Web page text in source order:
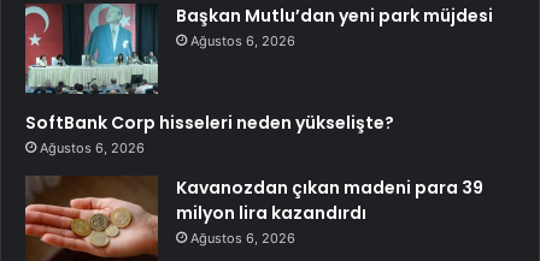
Başkan Mutlu’dan yeni park müjdesi
Ağustos 6, 2026
SoftBank Corp hisseleri neden yükselişte?
Ağustos 6, 2026
Kavanozdan çıkan madeni para 39
milyon lira kazandırdı
Ağustos 6, 2026